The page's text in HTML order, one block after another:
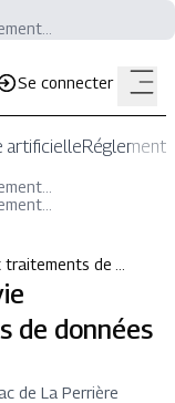
Se connecter
artificielle
de …
de données
de La Perrière